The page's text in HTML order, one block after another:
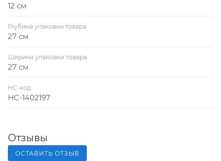
12 см
Глубина упаковки товара
27 см
Ширина упаковки товара
27 см
НС-код
НС-1402197
Отзывы
ОСТАВИТЬ ОТЗЫВ